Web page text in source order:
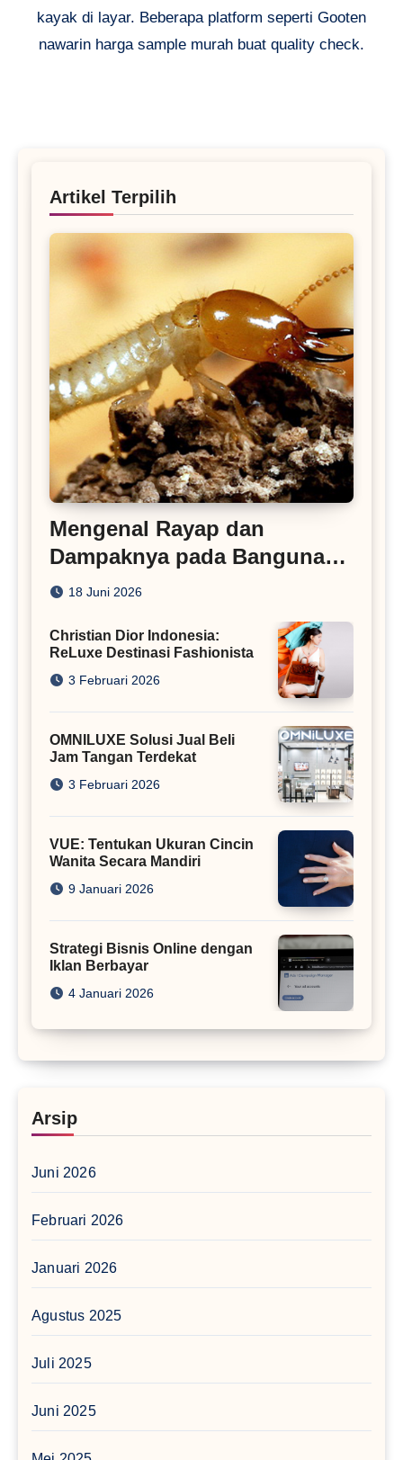
kayak di layar. Beberapa platform seperti Gooten
nawarin harga sample murah buat quality check.
Artikel Terpilih
Mengenal Rayap dan
Dampaknya pada Bangunan
Rumah
18 Juni 2026
Christian Dior Indonesia:
ReLuxe Destinasi Fashionista
3 Februari 2026
OMNILUXE Solusi Jual Beli
Jam Tangan Terdekat
3 Februari 2026
VUE: Tentukan Ukuran Cincin
Wanita Secara Mandiri
9 Januari 2026
Strategi Bisnis Online dengan
Iklan Berbayar
4 Januari 2026
Arsip
Juni 2026
Februari 2026
Januari 2026
Agustus 2025
Juli 2025
Juni 2025